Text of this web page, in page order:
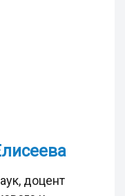
доцент